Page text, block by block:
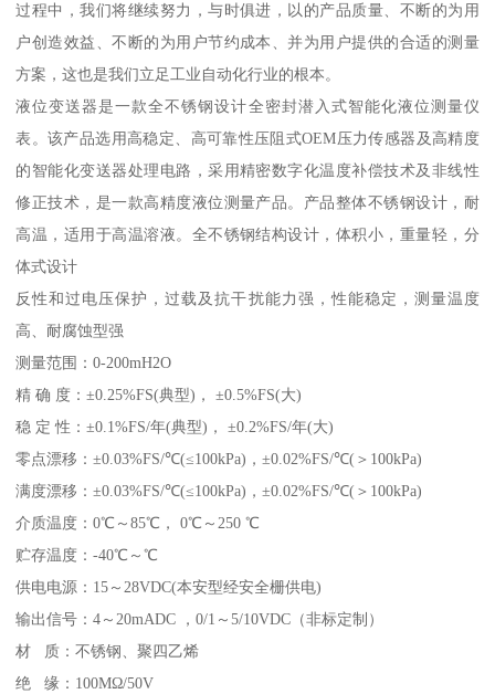
过程中，我们将继续努力，与时俱进，以的产品质量、不断的为用
户创造效益、不断的为用户节约成本、并为用户提供的合适的测量
方案，这也是我们立足工业自动化行业的根本。
液位变送器是一款全不锈钢设计全密封潜入式智能化液位测量仪
表。该产品选用高稳定、高可靠性压阻式OEM压力传感器及高精度
的智能化变送器处理电路，采用精密数字化温度补偿技术及非线性
修正技术，是一款高精度液位测量产品。产品整体不锈钢设计，耐
高温，适用于高温溶液。全不锈钢结构设计，体积小，重量轻，分
体式设计
反性和过电压保护，过载及抗干扰能力强，性能稳定，测量温度
高、耐腐蚀型强
测量范围：0-200mH2O
精 确 度：±0.25%FS(典型)， ±0.5%FS(大)
稳 定 性：±0.1%FS/年(典型)， ±0.2%FS/年(大)
零点漂移：±0.03%FS/℃(≤100kPa)，±0.02%FS/℃(＞100kPa)
满度漂移：±0.03%FS/℃(≤100kPa)，±0.02%FS/℃(＞100kPa)
介质温度：0℃～85℃， 0℃～250 ℃
贮存温度：-40℃～℃
供电电源：15～28VDC(本安型经安全栅供电)
输出信号：4～20mADC ，0/1～5/10VDC（非标定制）
材 质：不锈钢、聚四乙烯
绝 缘：100MΩ/50V